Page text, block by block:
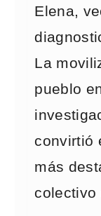
Elena,
La
pueblo
convirtió
más
colectivo